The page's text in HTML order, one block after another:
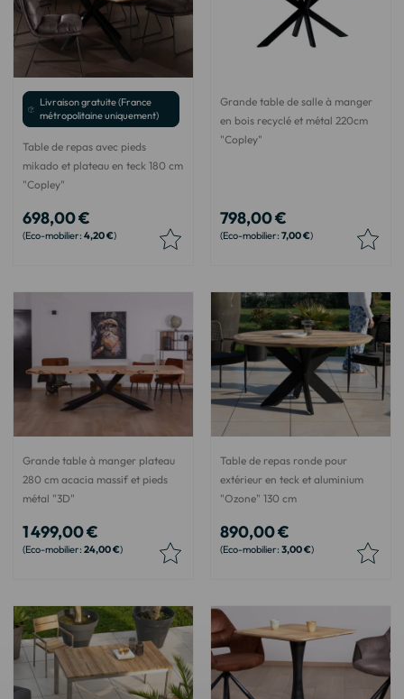
Livraison gratuite (France
métropolitaine uniquement)
Table de repas avec pieds
mikado et plateau en teck 180 cm
"Copley"
698,00 €
4,20 €
Grande table de salle à manger
en bois recyclé et métal 220cm
"Copley"
798,00 €
7,00 €
Grande table à manger plateau
280 cm acacia massif et pieds
métal "3D"
1 499,00 €
24,00 €
Table de repas ronde pour
extérieur en teck et aluminium
"Ozone" 130 cm
890,00 €
3,00 €